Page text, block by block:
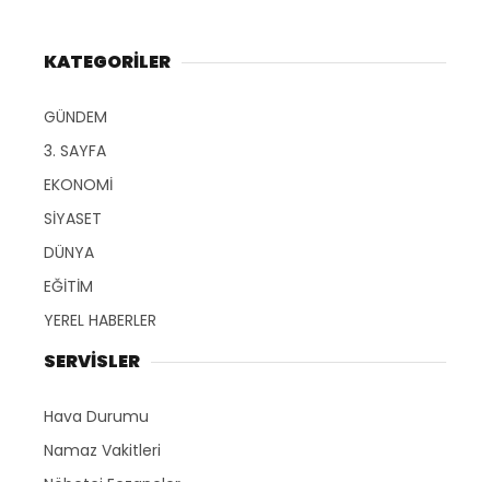
KATEGORİLER
GÜNDEM
3. SAYFA
EKONOMİ
SİYASET
DÜNYA
EĞİTİM
YEREL HABERLER
SERVİSLER
Hava Durumu
Namaz Vakitleri